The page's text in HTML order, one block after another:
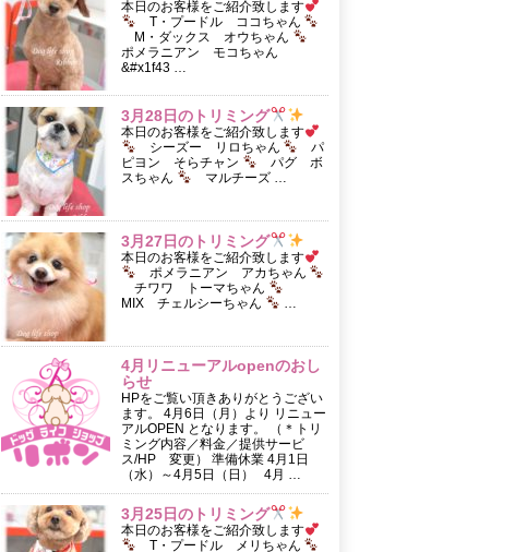
本日のお客様をご紹介致します
T・プードル ココちゃん
M・ダックス オウちゃん
ポメラニアン モコちゃん
&#x1f43 …
3月28日のトリミング
本日のお客様をご紹介致します
シーズー リロちゃん
パ
ピヨン そらチャン
パグ ボ
スちゃん
マルチーズ …
3月27日のトリミング
本日のお客様をご紹介致します
ポメラニアン アカちゃん
チワワ トーマちゃん
MIX チェルシーちゃん
4月リニューアルopenのおし
らせ
HPをご覧い頂きありがとうござい
ます。 4月6日（月）より リニュー
アルOPEN となります。 （＊トリ
ミング内容／料金／提供サービ
ス/HP 変更） 準備休業 4月1日
（水）～4月5日（日） 4月 …
3月25日のトリミング
本日のお客様をご紹介致します
T・プードル メリちゃん